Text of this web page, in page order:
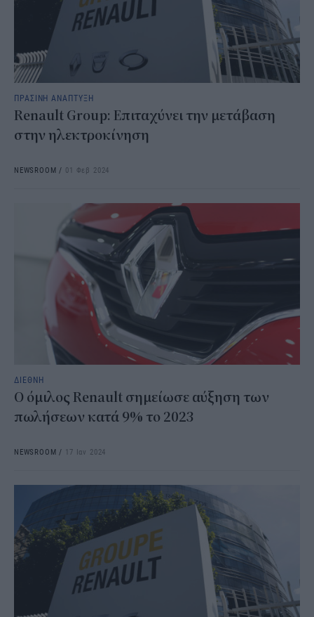
ΠΡΑΣΙΝΗ ΑΝΑΠΤΥΞΗ
Renault Group: Επιταχύνει την μετάβαση
στην ηλεκτροκίνηση
NEWSROOM / 01 Φεβ 2024
ΔΙΕΘΝΗ
Ο όμιλος Renault σημείωσε αύξηση των
πωλήσεων κατά 9% το 2023
NEWSROOM / 17 Ιαν 2024